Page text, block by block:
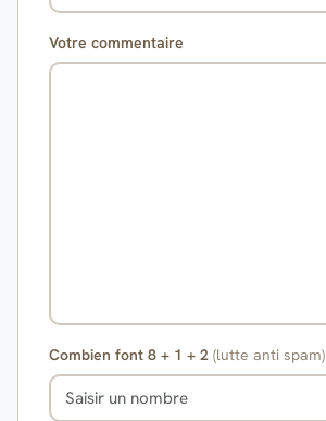
Votre commentaire
Combien font 8 + 1 + 2 (lutte anti spam)